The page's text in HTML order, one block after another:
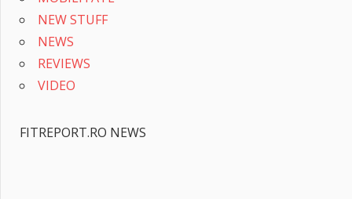
NEW STUFF
NEWS
REVIEWS
VIDEO
FITREPORT.RO NEWS